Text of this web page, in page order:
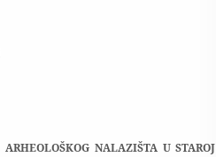
NALAZIŠTA U STAROJ